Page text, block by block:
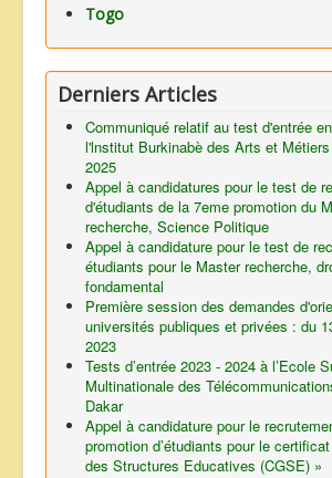
Togo
Derniers Articles
Communiqué relatif au test d'entrée
l'lnstitut Burkinabè des Arts et
2025
Appel à candidatures pour le test de
d'étudiants de la 7eme promotion du
recherche, Science Politique
Appel à candidature pour le test de
étudiants pour le Master recherche,
fondamental
Première session des demandes
universités publiques et privées : du
2023
Tests d’entrée 2023 - 2024 à l’Ecole
Multinationale des
Dakar
Appel à candidature pour le
promotion d’étudiants pour le
des Structures Educatives (CGSE) »